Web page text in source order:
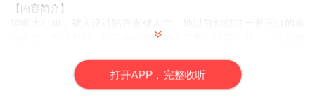
【内容简介】
福生活，却没想到，怀着孕的她却被人背叛，跌落深渊……他说她
是……明明当初从温室里把她‘挪’出来的，是他啊！
打开APP，完整收听